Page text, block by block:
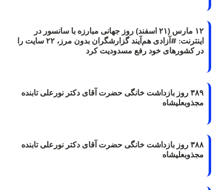
۱۲ مارس (۲۱ اسفند) روز جهانی مبارزه با سانسور در
اینترنت: #آزادی هم‌آیند گزارشگران‌ بدون مرز، ۲۲ سایت را
در کشورهای خود رفع مسدودیت کرد
۳۸۹ روز بازداشت خانگی حضرت آقای دکتر نورعلی تابنده
مجذوبعلیشاه
۳۸۸ روز بازداشت خانگی حضرت آقای دکتر نورعلی تابنده
مجذوبعلیشاه